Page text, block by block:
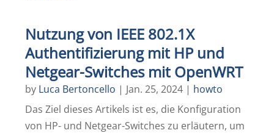
Nutzung von IEEE 802.1X
Authentifizierung mit HP und
Netgear-Switches mit OpenWRT
by Luca Bertoncello | Jan. 25, 2024 | howto
Das Ziel dieses Artikels ist es, die Konfiguration
von HP- und Netgear-Switches zu erläutern, um